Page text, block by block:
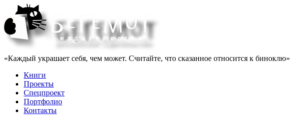
«Каждый украшает себя, чем может. Считайте, что сказанное относится к биноклю»
Книги
Проекты
Спецпроект
Портфолио
Контакты